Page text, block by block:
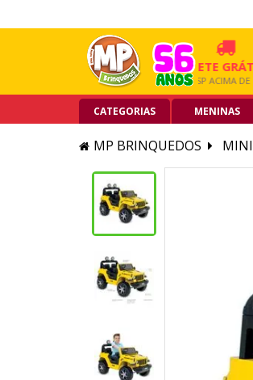
FRETE GRÁTIS
GRANDE SP ACIMA DE R$
CATEGORIAS MENINAS
MP BRINQUEDOS MINI